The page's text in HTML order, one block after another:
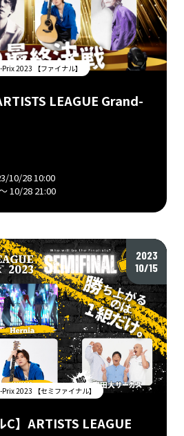
2023 【ファイナル】
LEAGUE Grand-
10/28 10:00
10/28 21:00
2023
10/15
2023 【セミファイナル】
C】ARTISTS LEAGUE